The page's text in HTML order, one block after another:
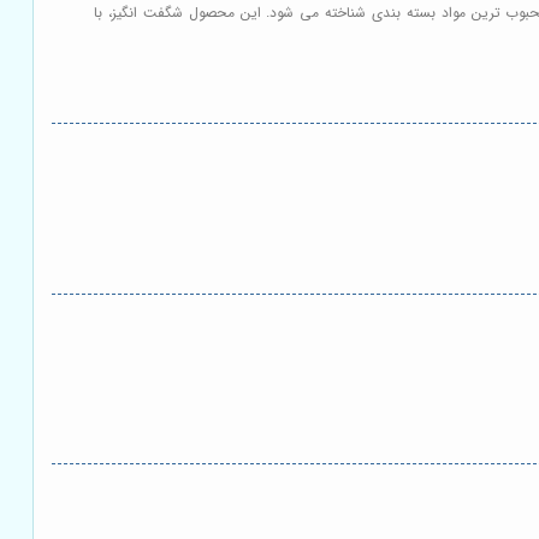
و محبوب ترین مواد بسته بندی شناخته می شود. این محصول شگفت انگیز، با